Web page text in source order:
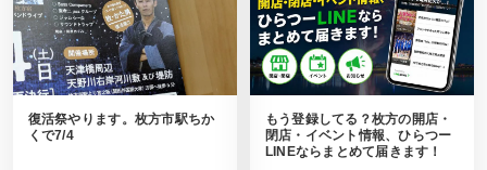
復活祭やります。枚方市駅ちか
くで7/4
もう登録してる？枚方の開店・
閉店・イベント情報、ひらつー
LINEならまとめて届きます！